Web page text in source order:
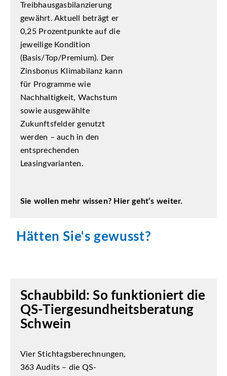
Treibhausgasbilanzierung
gewährt. Aktuell beträgt er
0,25 Prozentpunkte auf die
jeweilige Kondition
(Basis/Top/Premium). Der
Zinsbonus Klimabilanz kann
für Programme wie
Nachhaltigkeit, Wachstum
sowie ausgewählte
Zukunftsfelder genutzt
werden – auch in den
entsprechenden
Leasingvarianten.
Sie wollen mehr wissen? Hier geht‘s weiter.
Hätten Sie's gewusst?
Schaubbild: So funktioniert die
QS-Tiergesundheitsberatung
Schwein
Vier Stichtagsberechnungen,
363 Audits – die QS-